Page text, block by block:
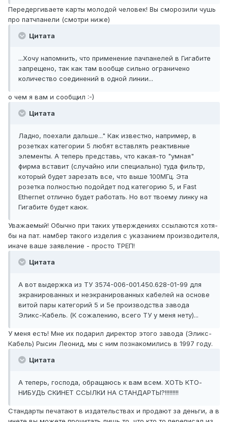
Передергиваете карты молодой человек! Вы сморозили чушь
про патчпанели (смотри ниже)
Цитата
...Хочу напомнить, что применение пачпанелей в Гигабите
запрещено, так как там вообще сильно ограничено
количество соединений в одной линии...
о чем я вам и сообщил :-)
Цитата
Ладно, поехали дальше..." Как известно, например, в
розетках категории 5 любят вставлять реактивные
элементы. А теперь представь, что какая-то "умная"
фирма вставит (случайно или специально) туда фильтр,
который будет зарезать все, что выше 100МГц. Эта
розетка полностью подойдет под категорию 5, и Fast
Ethernet отлично будет работать. Но вот твоему линку на
Гигабите будет каюк.
Уважаемый! Обычно при таких утверждениях ссылаются хотя-
бы на пат. намбер такого изделия с указанием производителя,
иначе ваше заявление - просто ТРЕП!
Цитата
А вот выдержка из ТУ 3574-006-001.450.628-01-99 для
экранированных и неэкранированных кабелей на основе
витой пары категорий 5 и 5e производства завода
Эликс-Кабель. (К сожалению, всего ТУ у меня нету)...
У меня есть! Мне их подарил директор этого завода (Эликс-
Кабель) Рысин Леонид, мы с ним познакомились в 1997 году.
Цитата
А теперь, господа, обращаюсь к вам всем. ХОТЬ КТО-
НИБУДЬ СКИНЕТ ССЫЛКИ НА СТАНДАРТЫ?!!!!!!!!!
Стандарты печатают в издательствах и продают за деньги, а в